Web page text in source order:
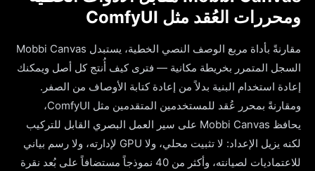
ومحررات العُقد مثل ComfyUI
مقارنةً بأداة مربع الوصف النصي الخطية، يستبدل Mobbi Canvas
السجل المتمرر بخريطة مكانية — فترى كيف أُنتج كل أصل ويمكنك
إعادة استخدام البنية بدلاً من إعادة كتابة الأوصاف من الصفر.
ومقارنةً بمحرر عُقد للمستخدمين المتقدمين مثل ComfyUI،
يحافظ Mobbi Canvas على سير العمل البصري القابل للتركيب
لكنه يزيل الإعداد: لا تثبيت محلي، ولا GPU لإدارته، ولا رسم بياني
للاعتماديات لصيانته، وأكثر من 40 نموذجاً مستضافاً على بُعد نقرة